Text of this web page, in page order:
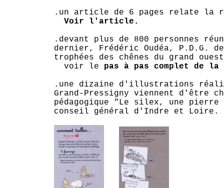
.un article de 6 pages relate la
Voir l'article.
.devant plus de 800 personnes
dernier, Frédéric Oudéa, P.D.G.
trophées des chênes du grand
voir le pas à pas complet de
.une dizaine d'illustrations
Grand-Pressigny viennent
pédagogique "Le silex, une
conseil général d'Indre et Loire.